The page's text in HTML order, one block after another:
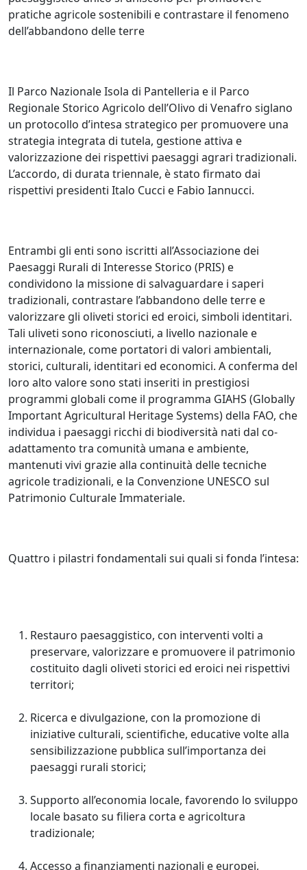
pratiche agricole sostenibili e contrastare il fenomeno
dell’abbandono delle terre
Il Parco Nazionale Isola di Pantelleria e il Parco
Regionale Storico Agricolo dell’Olivo di Venafro siglano
un protocollo d’intesa strategico per promuovere una
strategia integrata di tutela, gestione attiva e
valorizzazione dei rispettivi paesaggi agrari tradizionali.
L’accordo, di durata triennale, è stato firmato dai
rispettivi presidenti Italo Cucci e Fabio Iannucci.
Entrambi gli enti sono iscritti all’Associazione dei
Paesaggi Rurali di Interesse Storico (PRIS) e
condividono la missione di salvaguardare i saperi
tradizionali, contrastare l’abbandono delle terre e
valorizzare gli oliveti storici ed eroici, simboli identitari.
Tali uliveti sono riconosciuti, a livello nazionale e
internazionale, come portatori di valori ambientali,
storici, culturali, identitari ed economici. A conferma del
loro alto valore sono stati inseriti in prestigiosi
programmi globali come il programma GIAHS (Globally
Important Agricultural Heritage Systems) della FAO, che
individua i paesaggi ricchi di biodiversità nati dal co-
adattamento tra comunità umana e ambiente,
mantenuti vivi grazie alla continuità delle tecniche
agricole tradizionali, e la Convenzione UNESCO sul
Patrimonio Culturale Immateriale.
Quattro i pilastri fondamentali sui quali si fonda l’intesa:
Restauro paesaggistico, con interventi volti a
preservare, valorizzare e promuovere il patrimonio
costituito dagli oliveti storici ed eroici nei rispettivi
territori;
Ricerca e divulgazione, con la promozione di
iniziative culturali, scientifiche, educative volte alla
sensibilizzazione pubblica sull’importanza dei
paesaggi rurali storici;
Supporto all’economia locale, favorendo lo sviluppo
locale basato su filiera corta e agricoltura
tradizionale;
Accesso a finanziamenti nazionali e europei,